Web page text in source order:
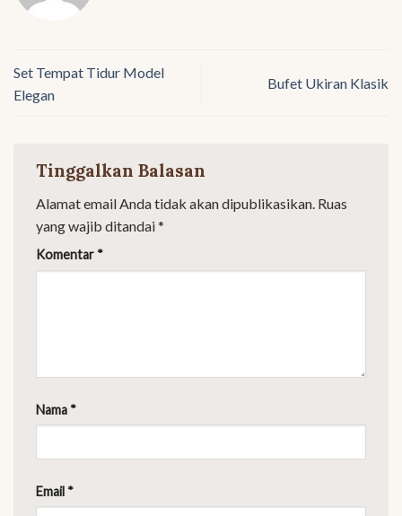
Set Tempat Tidur Model
Elegan
Bufet Ukiran Klasik
Tinggalkan Balasan
Alamat email Anda tidak akan dipublikasikan. Ruas
yang wajib ditandai*
Komentar *
Nama *
Email *